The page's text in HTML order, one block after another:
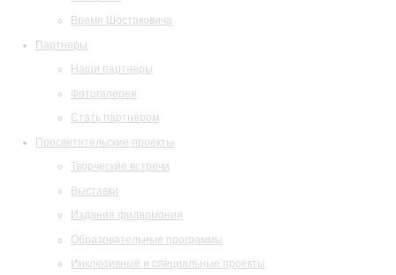
Время Шостаковича
Партнеры
Наши партнеры
Фотогалерея
Стать партнером
Просветительские проекты
Творческие встречи
Выставки
Издания филармонии
Образовательные программы
Инклюзивные и специальные проекты